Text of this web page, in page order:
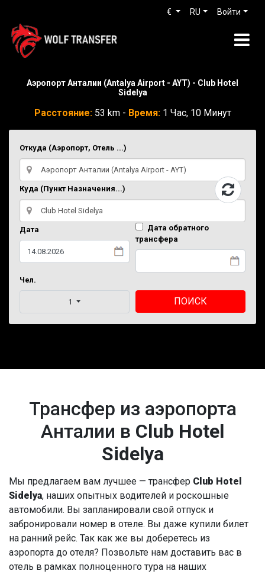
Войти
RU
€
Аэропорт Анталии (Antalya Airport - AYT) - Club Hotel
Sidelya
Расстояние:53 km - Время:1 Час, 10 Минут
Откуда (Аэропорт, Отель ...)
Куда (Пункт Назначения...)
Дата
Дата обратного
трансфера
Чел.
1 ПОИСК
Трансфер из аэропорта
Анталии в Club Hotel
Sidelya
Мы предлагаем вам лучшее — трансфер Club Hotel
Sidelya, наших опытных водителей и роскошные
автомобили. Вы запланировали свой отпуск и
забронировали номер в отеле. Вы даже купили билет
на ранний рейс. Так как же вы доберетесь из
аэропорта до отеля? Позвольте нам доставить вас в
отель в рамках полноценного тура на наших